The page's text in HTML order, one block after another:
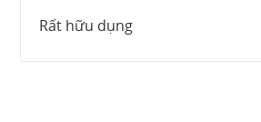
Rất hữu dụng